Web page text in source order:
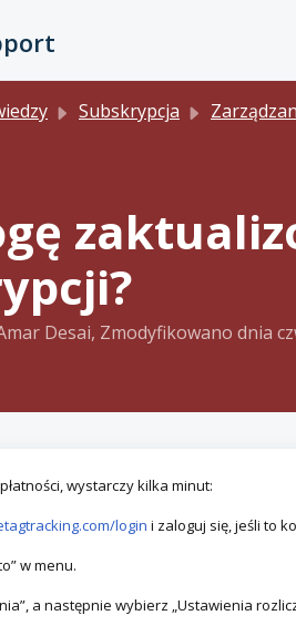
Subskrypcja Zarządzanie
Desai, Zmodyfikowano dnia
wystarczy kilka minut:
login i zaloguj się, jeśli to
w menu.
a następnie wybierz „Ustawienia